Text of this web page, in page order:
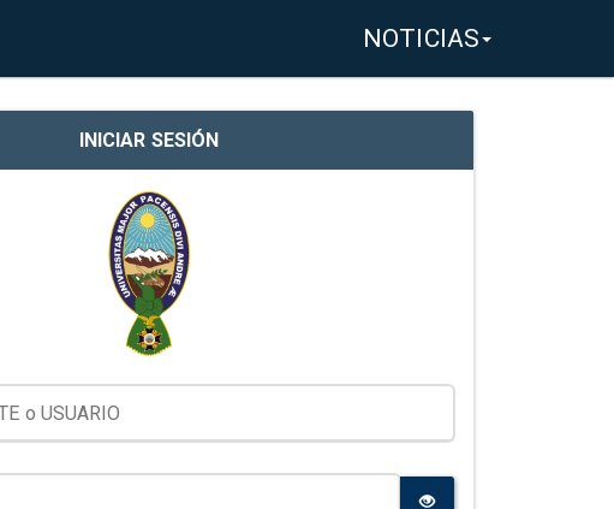
NOTICIAS
INICIAR SESIÓN